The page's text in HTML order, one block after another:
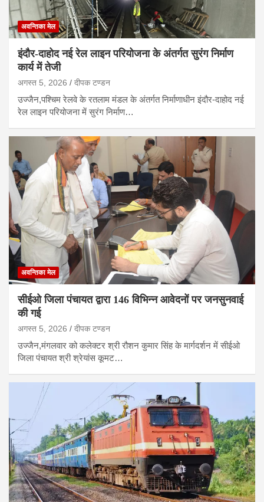
अवन्तिका मेल
इंदौर-दाहोद नई रेल लाइन परियोजना के अंतर्गत सुरंग निर्माण
कार्य में तेजी
अगस्त 5, 2026 दीपक टण्‍डन
उज्जैन,पश्चिम रेलवे के रतलाम मंडल के अंतर्गत निर्माणाधीन इंदौर-दाहोद नई
रेल लाइन परियोजना में सुरंग निर्माण…
अवन्तिका मेल
सीईओ जिला पंचायत द्वारा 146 विभिन्न आवेदनों पर जनसुनवाई
की गई
अगस्त 5, 2026 दीपक टण्‍डन
उज्जैन,मंगलवार को कलेक्टर श्री रौशन कुमार सिंह के मार्गदर्शन में सीईओ
जिला पंचायत श्री श्रेयांस कूमट…